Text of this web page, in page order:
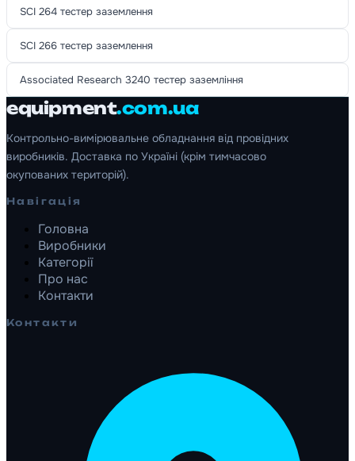
SCI 264 тестер заземлення
SCI 266 тестер заземлення
Associated Research 3240 тестер заземління
equipment.com.ua
Контрольно-вимірювальне обладнання від провідних
виробників. Доставка по Україні (крім тимчасово
окупованих територій).
Навігація
Головна
Виробники
Категорії
Про нас
Контакти
Контакти